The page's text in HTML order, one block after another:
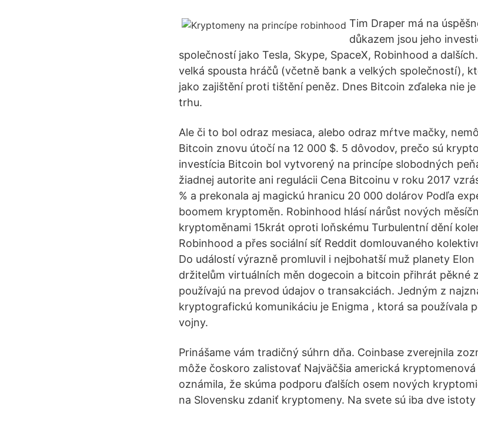
Tim Draper má na
důkazem jsou jeho
společností jako Tesla, Skype, SpaceX, Robinhood a
velká spousta hráčů (včetně bank a velkých společností),
jako zajištění proti tištění peněz. Dnes Bitcoin zďaleka nie
trhu.
Ale či to bol odraz mesiaca, alebo odraz mŕtve mačky,
Bitcoin znovu útočí na 12 000 $. 5 dôvodov, prečo sú
investícia Bitcoin bol vytvorený na princípe slobodných
žiadnej autorite ani regulácii Cena Bitcoinu v roku 2017
% a prekonala aj magickú hranicu 20 000 dolárov Podľa
boomem kryptoměn. Robinhood hlásí nárůst nových
kryptoměnami 15krát oproti loňskému Turbulentní dění
Robinhood a přes sociální síť Reddit domlouvaného
Do událostí výrazně promluvil i nejbohatší muž planety
držitelům virtuálních měn dogecoin a bitcoin přihrát pěkné
používajú na prevod údajov o transakciách. Jedným z
kryptografickú komunikáciu je Enigma , ktorá sa používala
vojny.
Prinášame vám tradičný súhrn dňa. Coinbase zverejnila
môže čoskoro zalistovať Najväčšia americká
oznámila, že skúma podporu ďalších osem nových
na Slovensku zdaniť kryptomeny. Na svete sú iba dve